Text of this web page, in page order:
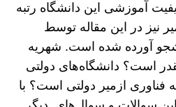
آموزشی این دانشگاه رتبه
نیز در این مقاله توسط
آورده شده است. شهریه
است؟ دانشگاه‌های دولتی
فناوری ازمیر دولتی است؟ با